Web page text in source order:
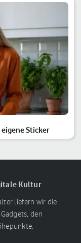
Sticker
Kultur
liefern wir die
den